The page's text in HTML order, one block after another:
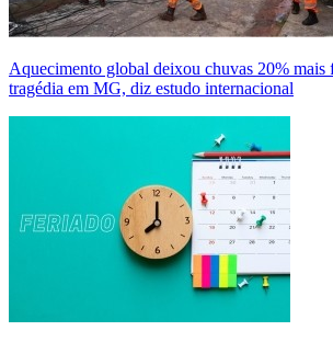
Aquecimento global deixou chuvas 20% mais
tragédia em MG, diz estudo internacional